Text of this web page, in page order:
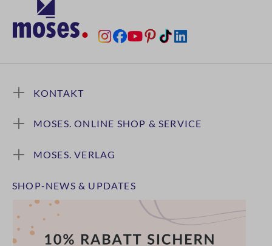
KONTAKT
MOSES. ONLINE SHOP & SERVICE
MOSES. VERLAG
SHOP-NEWS & UPDATES